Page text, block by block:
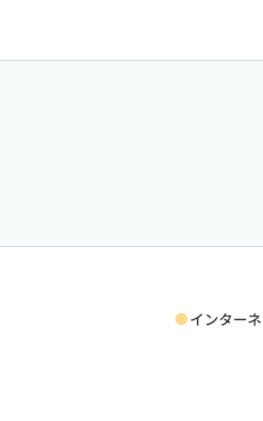
インター